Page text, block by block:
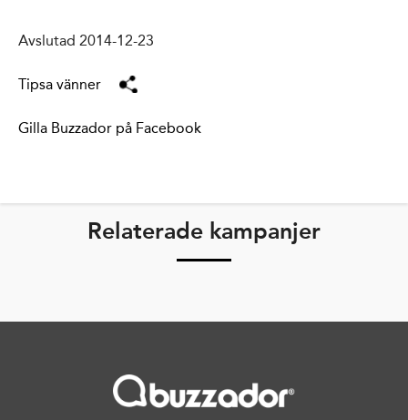
Avslutad 2014-12-23
Tipsa vänner
Gilla Buzzador på Facebook
Relaterade kampanjer